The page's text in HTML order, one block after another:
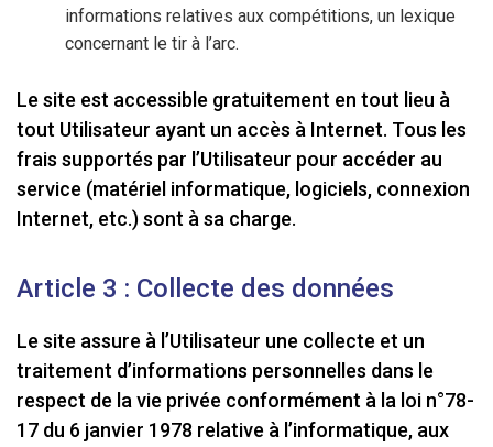
informations relatives aux compétitions, un lexique
concernant le tir à l’arc.
Le site est accessible gratuitement en tout lieu à
tout Utilisateur ayant un accès à Internet. Tous les
frais supportés par l’Utilisateur pour accéder au
service (matériel informatique, logiciels, connexion
Internet, etc.) sont à sa charge.
Article 3 : Collecte des données
Le site assure à l’Utilisateur une collecte et un
traitement d’informations personnelles dans le
respect de la vie privée conformément à la loi n°78-
17 du 6 janvier 1978 relative à l’informatique, aux